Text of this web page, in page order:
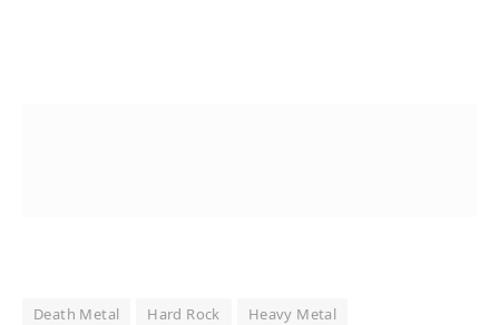
Death Metal Hard Rock Heavy Metal